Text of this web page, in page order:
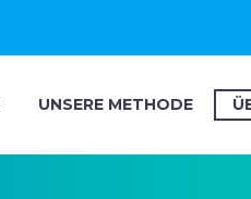
UNSERE METHODE